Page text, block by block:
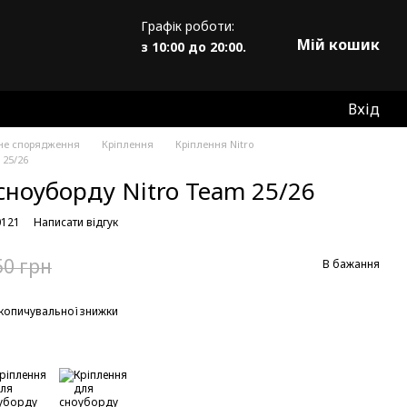
Графік роботи:
з 10:00 до 20:00.
Мій кошик
Вхід
спорядження Кріплення
Кріплення Nitro
26
Nitro Team 25/26
Написати відгук
грн В бажання
знижки